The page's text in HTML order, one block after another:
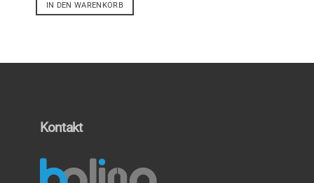
IN DEN WARENKORB
Kontakt